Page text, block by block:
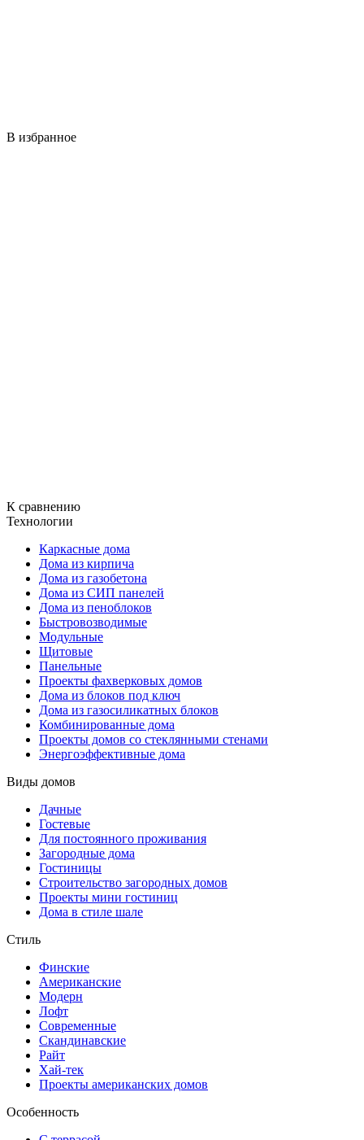
В избранное
К сравнению
Технологии
Каркасные дома
Дома из кирпича
Дома из газобетона
Дома из СИП панелей
Дома из пеноблоков
Быстровозводимые
Модульные
Щитовые
Панельные
Проекты фахверковых домов
Дома из блоков под ключ
Дома из газосиликатных блоков
Комбинированные дома
Проекты домов со стеклянными стенами
Энергоэффективные дома
Виды домов
Дачные
Гостевые
Для постоянного проживания
Загородные дома
Гостиницы
Строительство загородных домов
Проекты мини гостиниц
Дома в стиле шале
Стиль
Финские
Американские
Модерн
Лофт
Современные
Скандинавские
Райт
Хай-тек
Проекты американских домов
Особенность